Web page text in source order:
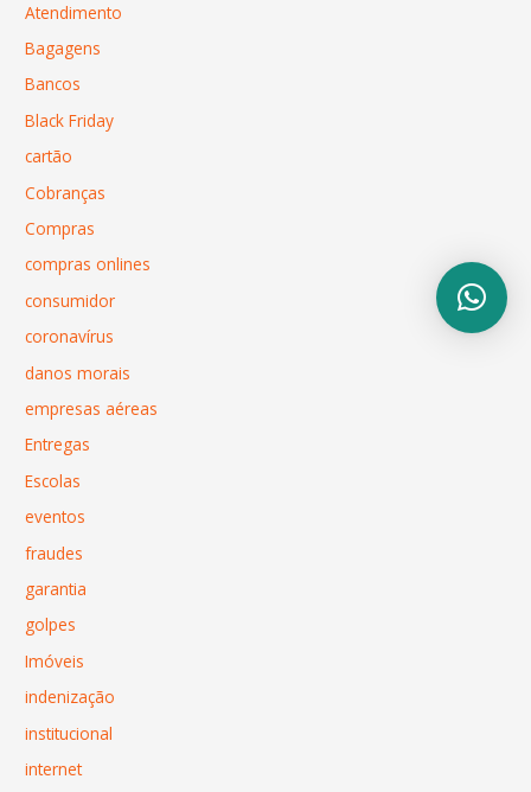
Atendimento
Bagagens
Bancos
Black Friday
cartão
Cobranças
Compras
compras onlines
consumidor
coronavírus
danos morais
empresas aéreas
Entregas
Escolas
eventos
fraudes
garantia
golpes
Imóveis
indenização
institucional
internet